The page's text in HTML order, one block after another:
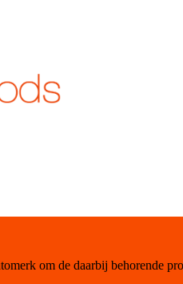
om de daarbij behorende